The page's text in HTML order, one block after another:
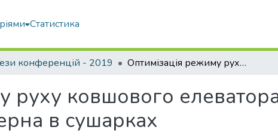
Статистика
конференцій - 2019 Оптимізація режиму руху ковшового елеватора для транспортування зерна в сушарках
руху ковшового
в сушарках